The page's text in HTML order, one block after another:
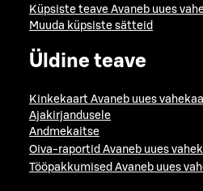
Küpsiste teave Avaneb uues
Muuda küpsiste sätteid
Üldine teave
Kinkekaart Avaneb uues
Ajakirjandusele
Andmekaitse
Oiva-raportid Avaneb uues
Tööpakkumised Avaneb uues